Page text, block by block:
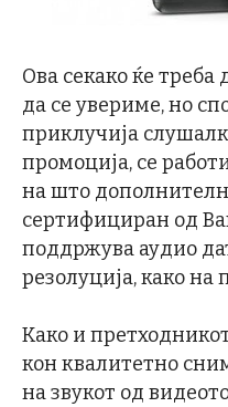
Ова секако ќе
да се увериме, но
приклучија
промоција, се
на што
сертифициран од
поддржува аудио
резолуција, како на
Како и
кон квалитетно
на звукот од